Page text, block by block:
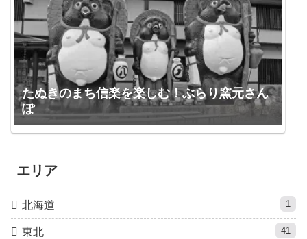
たぬきのまち信楽を楽しむ！ぶらり窯元さん
ぽ
エリア
北海道 1
東北 41